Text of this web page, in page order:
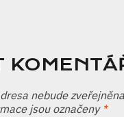
nebude
jsou označeny *